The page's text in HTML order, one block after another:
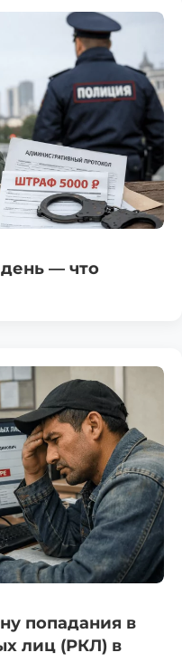
день — что
попадания в
лиц (РКЛ) в